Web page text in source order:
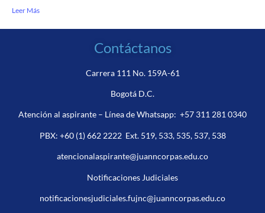
Leer Más
Contáctanos
Carrera 111 No. 159A-61
Bogotá D.C.
Atención al aspirante – Línea de Whatsapp: +57 311 281 0340
PBX: +60 (1) 662 2222Ext. 519, 533, 535, 537, 538
atencionalaspirante@juanncorpas.edu.co
Notificaciones Judiciales
notificacionesjudiciales.fujnc@juanncorpas.edu.co